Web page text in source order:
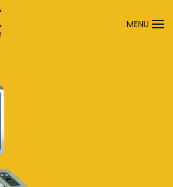
MENU